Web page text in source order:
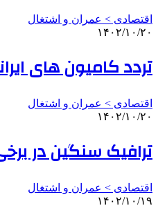
اقتصادی > عمران و اشتغال
۱۴۰۲/۱۰/۲۰
تردد کامیون های
اقتصادی > عمران و اشتغال
۱۴۰۲/۱۰/۲۰
ترافیک سنگین در
اقتصادی > عمران و اشتغال
۱۴۰۲/۱۰/۱۹